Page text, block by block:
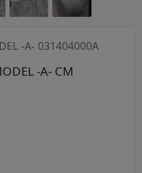
-A- 031404000A
-A- CM